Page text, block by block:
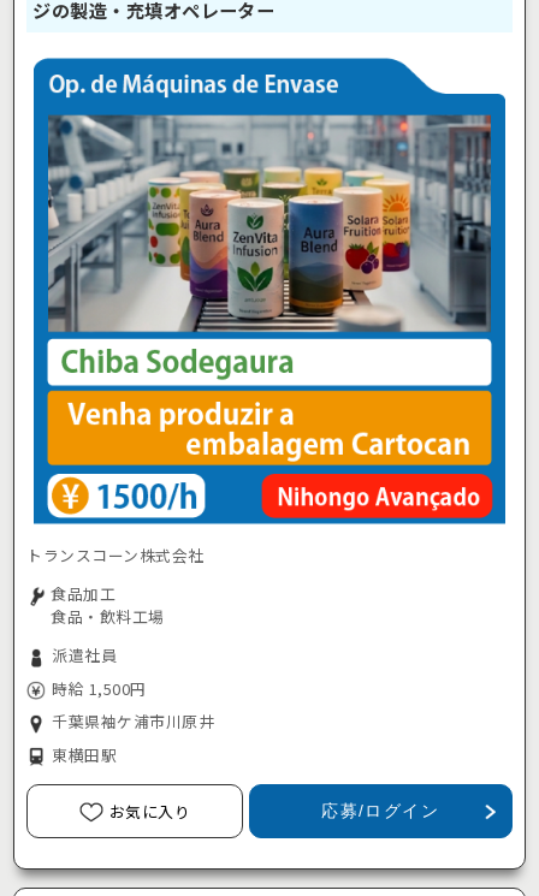
ジの製造・充填オペレーター
トランスコーン株式会社
食品加工
食品・飲料工場
派遣社員
時給 1,500円
千葉県袖ケ浦市川原井
東横田駅
お気に入り 応募/ログイン